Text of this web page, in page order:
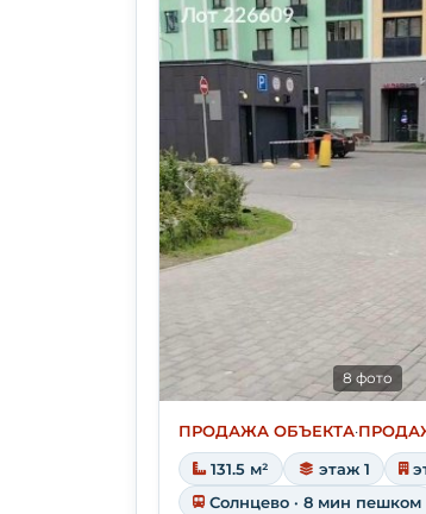
8 фото
ПРОДАЖА ОБЪЕКТА·
131.5 м² этаж 1
Солнцево · 8 мин пешком